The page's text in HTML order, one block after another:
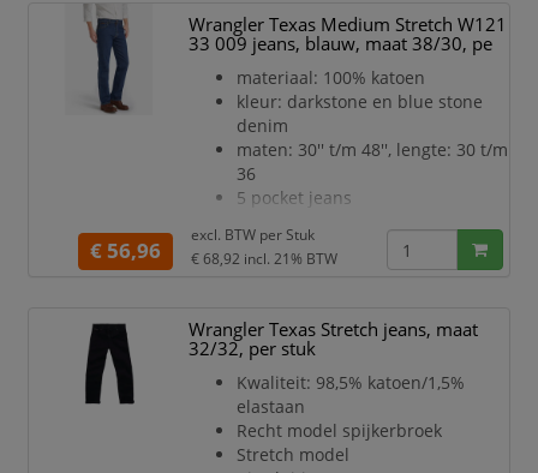
Wrangler Texas Medium Stretch W121
33 009 jeans, blauw, maat 38/30, pe
materiaal: 100% katoen
kleur: darkstone en blue stone
denim
maten: 30'' t/m 48'', lengte: 30 t/m
36
5 pocket jeans
€ 56,96
excl. BTW per Stuk
€ 68,92 incl. 21% BTW
Wrangler Texas Stretch jeans, maat
32/32, per stuk
Kwaliteit: 98,5% katoen/1,5%
elastaan
Recht model spijkerbroek
Stretch model